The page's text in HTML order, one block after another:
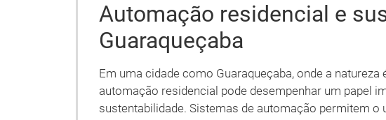
Automação residencial e
Guaraqueçaba
Em uma cidade como Guaraqueçaba, onde a
automação residencial pode desempenhar um papel
sustentabilidade. Sistemas de automação permitem